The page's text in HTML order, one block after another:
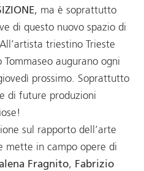
, ma è soprattutto
di questo nuovo spazio di
triestino Trieste
augurano ogni
prossimo. Soprattutto
di future produzioni
sul rapporto dell’arte
mette in campo opere di
Fragnito, Fabrizio